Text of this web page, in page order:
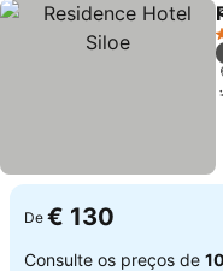
De € 130
Consulte os preços de